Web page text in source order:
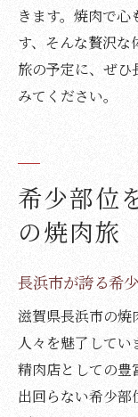
きます。焼肉で
す、そんな贅沢な
旅の予定に、ぜひ
みてください。
希少部位
の焼肉旅
長浜市が誇る希
滋賀県長浜市の焼
人々を魅了してい
精肉店としての豊
出回らない希少部